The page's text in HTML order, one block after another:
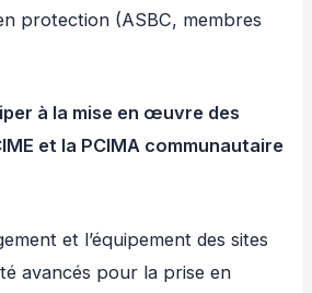
protection (ASBC, membres
à la mise en œuvre des
et la PCIMA communautaire
et l’équipement des sites
avancés pour la prise en